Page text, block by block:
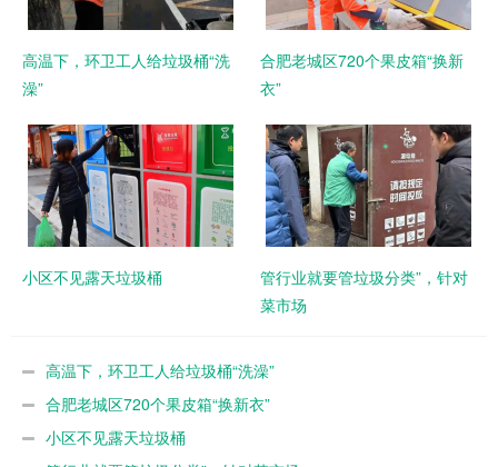
高温下，环卫工人给垃圾桶“洗
澡”
合肥老城区720个果皮箱“换新
衣”
小区不见露天垃圾桶
管行业就要管垃圾分类”，针对
菜市场
高温下，环卫工人给垃圾桶“洗澡”
合肥老城区720个果皮箱“换新衣”
小区不见露天垃圾桶